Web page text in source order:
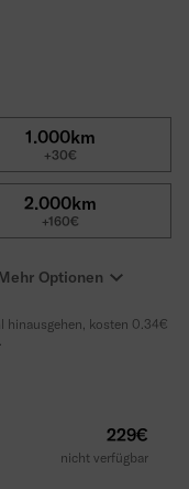
1.000km
+30€
2.000km
+160€
Optionen
hinausgehen, kosten 0.34€
229€
nicht verfügbar